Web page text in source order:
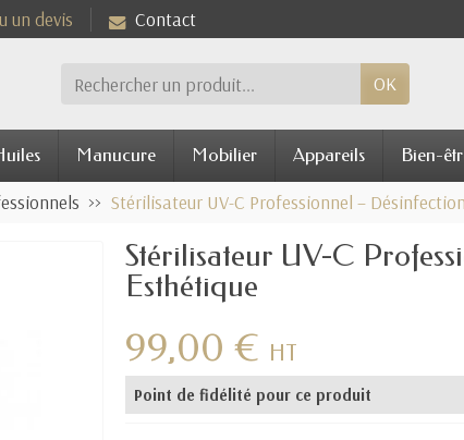
un devis Contact
OK
Manucure Mobilier Appareils Bien-
Stérilisateur UV-C Professionnel –
Stérilisateur UV-C
Esthétique
99,00 € HT
Point de fidélité pour ce produit